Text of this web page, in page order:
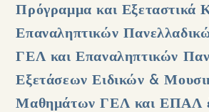
Πρόγραμμα και Εξεταστικά
Επαναληπτικών
ΓΕΛ και Επαναληπτικών
Εξετάσεων Ειδικών &
Μαθημάτων ΓΕΛ και ΕΠΑΛ